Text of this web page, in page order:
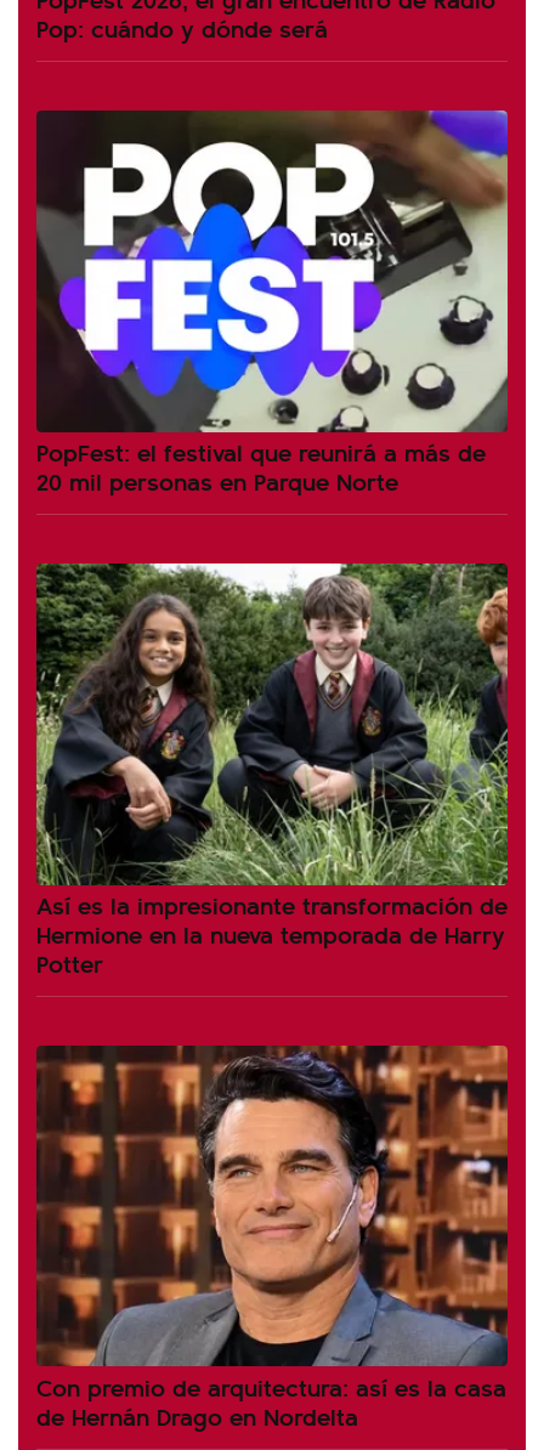
Pop: cuándo y dónde será
PopFest: el festival que reunirá a más de
20 mil personas en Parque Norte
Así es la impresionante transformación de
Hermione en la nueva temporada de Harry
Potter
Con premio de arquitectura: así es la casa
de Hernán Drago en Nordelta